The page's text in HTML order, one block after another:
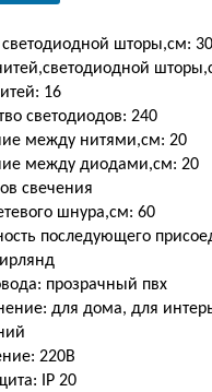
шторы,см:
16
светодиодов: 240
между нитями,см: 20
между диодами,см: 20
свечения
шнура,см: 60
последующего
прозрачный пвх
для дома, для
220В
IP 20